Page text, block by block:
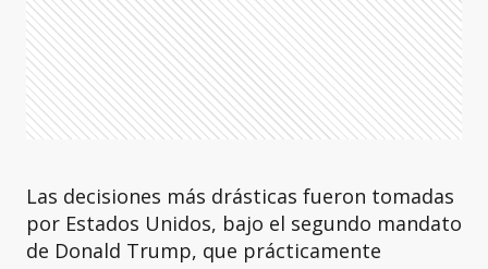
Las decisiones más drásticas fueron tomadas
por Estados Unidos, bajo el segundo mandato
de Donald Trump, que prácticamente